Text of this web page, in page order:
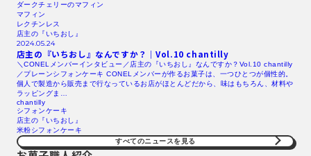
ダークチェリーのマフィン
マフィン
レクチンレス
店主の『いちおし』
2024.05.24
店主の『いちおし』なんですか？｜Vol.10 chantilly
＼CONELメンバーインタビュー／店主の『いちおし』なんですか？Vol.10 chantilly
／プレーンシフォンケーキ CONELメンバーが作るお菓子は、一つひとつが個性的。
個人で製造から販売まで行なっているお店がほとんどだから、味はもちろん、材料や
ラッピングま…
chantilly
シフォンケーキ
店主の『いちおし』
米粉シフォンケーキ
すべてのニュースを見る​